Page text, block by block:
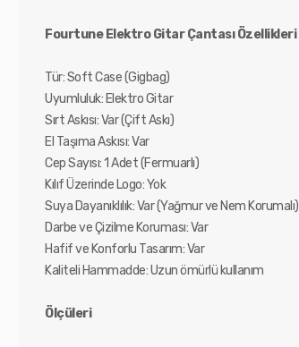
Fourtune Elektro Gitar Çantası Özellikleri
Tür: Soft Case (Gigbag)
Uyumluluk: Elektro Gitar
Sırt Askısı: Var (Çift Askı)
El Taşıma Askısı: Var
Cep Sayısı: 1 Adet (Fermuarlı)
Kılıf Üzerinde Logo: Yok
Suya Dayanıklılık: Var (Yağmur ve Nem Korumalı)
Darbe ve Çizilme Koruması: Var
Hafif ve Konforlu Tasarım: Var
Kaliteli Hammadde: Uzun ömürlü kullanım
Ölçüleri